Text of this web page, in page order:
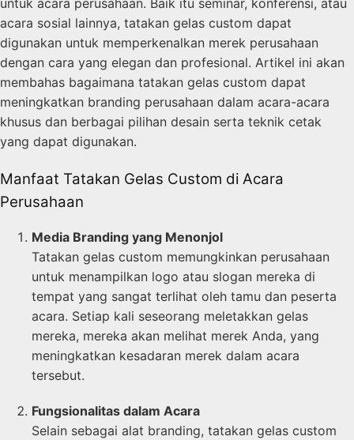
acara sosial lainnya, tatakan gelas custom dapat
digunakan untuk memperkenalkan merek perusahaan
dengan cara yang elegan dan profesional. Artikel ini akan
membahas bagaimana tatakan gelas custom dapat
meningkatkan branding perusahaan dalam acara-acara
khusus dan berbagai pilihan desain serta teknik cetak
yang dapat digunakan.
Manfaat Tatakan Gelas Custom di Acara
Perusahaan
Media Branding yang Menonjol
Tatakan gelas custom memungkinkan perusahaan
untuk menampilkan logo atau slogan mereka di
tempat yang sangat terlihat oleh tamu dan peserta
acara. Setiap kali seseorang meletakkan gelas
mereka, mereka akan melihat merek Anda, yang
meningkatkan kesadaran merek dalam acara
tersebut.
Fungsionalitas dalam Acara
Selain sebagai alat branding, tatakan gelas custom